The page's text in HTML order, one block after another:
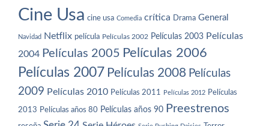
Cine Usa cine usa Comedia crítica Drama General
Navidad Netflix película Películas 2002 Películas 2003 Películas
2004 Películas 2005 Películas 2006
Películas 2007 Películas 2008 Películas
2009 Películas 2010 Películas 2011 Películas 2012 Películas
2013 Películas años 80 Películas años 90 Preestrenos